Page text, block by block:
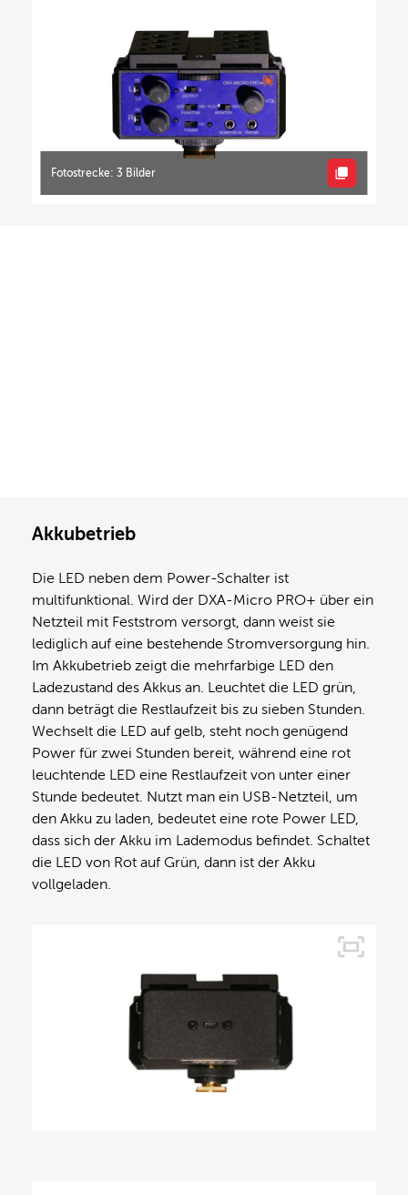
Fotostrecke: 3 Bilder
Akkubetrieb
Die LED neben dem Power-Schalter ist
multifunktional. Wird der DXA-Micro PRO+ über ein
Netzteil mit Feststrom versorgt, dann weist sie
lediglich auf eine bestehende Stromversorgung hin.
Im Akkubetrieb zeigt die mehrfarbige LED den
Ladezustand des Akkus an. Leuchtet die LED grün,
dann beträgt die Restlaufzeit bis zu sieben Stunden.
Wechselt die LED auf gelb, steht noch genügend
Power für zwei Stunden bereit, während eine rot
leuchtende LED eine Restlaufzeit von unter einer
Stunde bedeutet. Nutzt man ein USB-Netzteil, um
den Akku zu laden, bedeutet eine rote Power LED,
dass sich der Akku im Lademodus befindet. Schaltet
die LED von Rot auf Grün, dann ist der Akku
vollgeladen.